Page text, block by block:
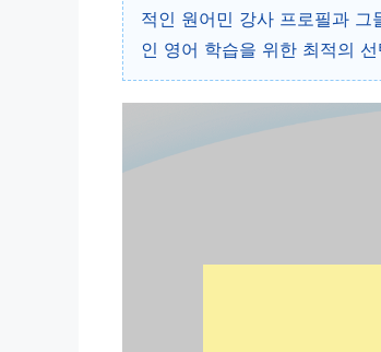
적인 원어민 강사 프로필과
인 영어 학습을 위한 최적의